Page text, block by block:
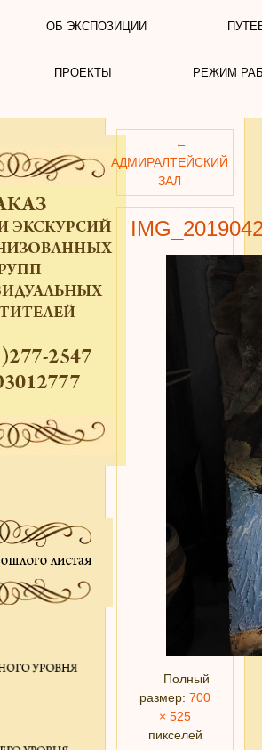
ОБ ЭКСПОЗИЦИИ
ПРОЕКТЫ РЕЖИМ
←
АДМИРАЛТЕЙСКИЙ
ЗАЛ
Полный
размер: 700
× 525
пикселей